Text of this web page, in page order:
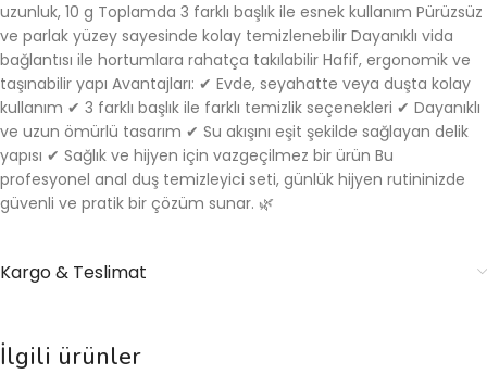
uzunluk, 10 g Toplamda 3 farklı başlık ile esnek kullanım Pürüzsüz
ve parlak yüzey sayesinde kolay temizlenebilir Dayanıklı vida
bağlantısı ile hortumlara rahatça takılabilir Hafif, ergonomik ve
taşınabilir yapı Avantajları: ✔ Evde, seyahatte veya duşta kolay
kullanım ✔ 3 farklı başlık ile farklı temizlik seçenekleri ✔ Dayanıklı
ve uzun ömürlü tasarım ✔ Su akışını eşit şekilde sağlayan delik
yapısı ✔ Sağlık ve hijyen için vazgeçilmez bir ürün Bu
profesyonel anal duş temizleyici seti, günlük hijyen rutininizde
güvenli ve pratik bir çözüm sunar. 🌿
Kargo & Teslimat
İlgili ürünler